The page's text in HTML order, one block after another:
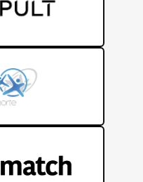
PERFORMANCE
DEL